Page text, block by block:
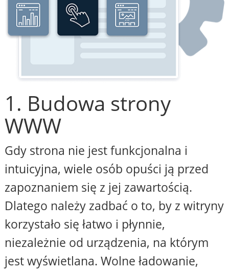
1. Budowa strony
WWW
Gdy strona nie jest funkcjonalna i
intuicyjna, wiele osób opuści ją przed
zapoznaniem się z jej zawartością.
Dlatego należy zadbać o to, by z witryny
korzystało się łatwo i płynnie,
niezależnie od urządzenia, na którym
jest wyświetlana. Wolne ładowanie,